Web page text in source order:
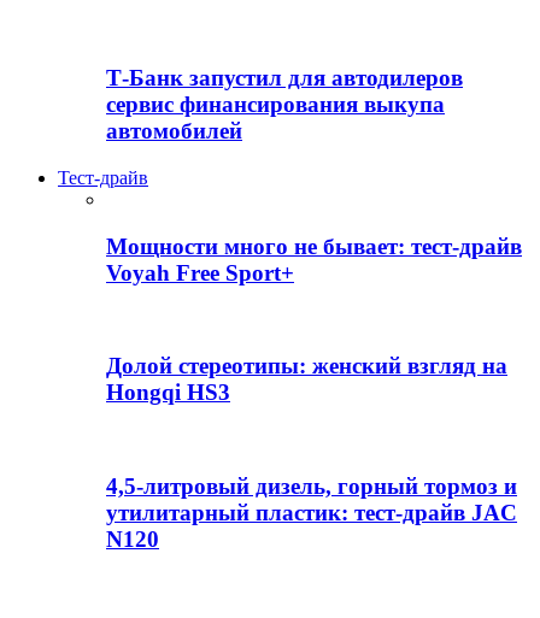
Т-Банк запустил для автодилеров
сервис финансирования выкупа
автомобилей
Тест-драйв
Мощности много не бывает: тест-драйв
Voyah Free Sport+
Долой стереотипы: женский взгляд на
Hongqi HS3
4,5-литровый дизель, горный тормоз и
утилитарный пластик: тест-драйв JAC
N120